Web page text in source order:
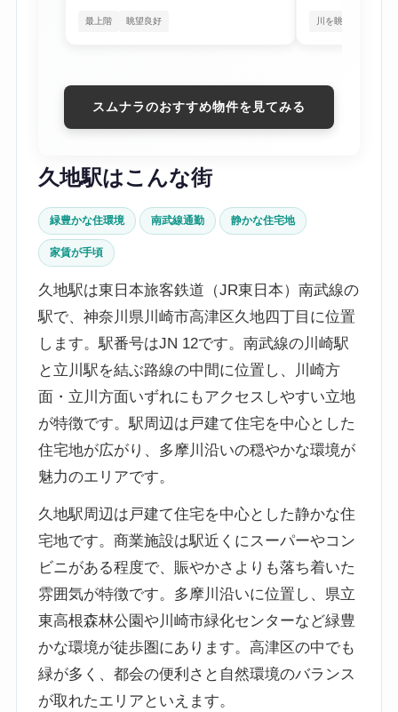
最上階 眺望良好 川を眺める暮らし
スムナラのおすすめ物件を見てみる
久地駅はこんな街
緑豊かな住環境 南武線通勤 静かな住宅地
家賃が手頃
久地駅は東日本旅客鉄道（JR東日本）南武線の
駅で、神奈川県川崎市高津区久地四丁目に位置
します。駅番号はJN 12です。南武線の川崎駅
と立川駅を結ぶ路線の中間に位置し、川崎方
面・立川方面いずれにもアクセスしやすい立地
が特徴です。駅周辺は戸建て住宅を中心とした
住宅地が広がり、多摩川沿いの穏やかな環境が
魅力のエリアです。
久地駅周辺は戸建て住宅を中心とした静かな住
宅地です。商業施設は駅近くにスーパーやコン
ビニがある程度で、賑やかさよりも落ち着いた
雰囲気が特徴です。多摩川沿いに位置し、県立
東高根森林公園や川崎市緑化センターなど緑豊
かな環境が徒歩圏にあります。高津区の中でも
緑が多く、都会の便利さと自然環境のバランス
が取れたエリアといえます。